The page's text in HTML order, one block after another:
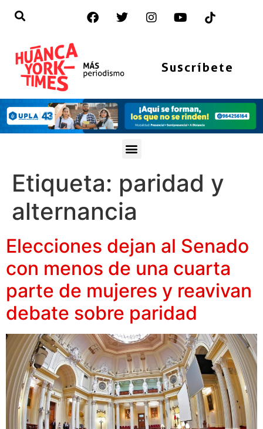
Suscríbete
Etiqueta: paridad y
alternancia
Elecciones dejan al Senado
con menos de una cuarta
parte de mujeres y reavivan
debate sobre paridad